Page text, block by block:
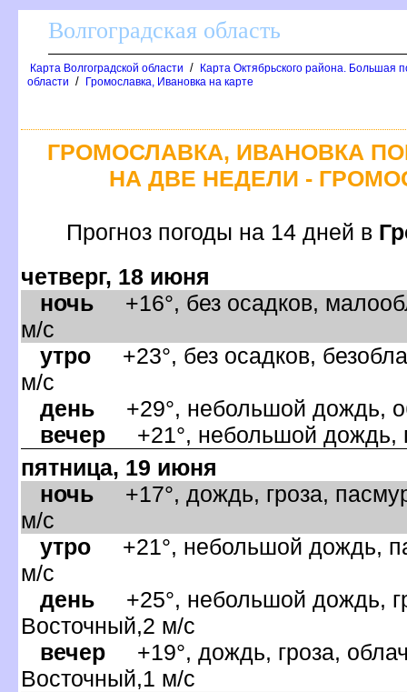
олгоградская область
Карта Волгоградской области /
Карта Октябрьского района. Большая
области / Громославка, Ивановка на карте
ГРОМОСЛАВКА, ИВАНОВКА
НА ДВЕ НЕДЕЛИ -
Прогноз погоды на 14 дней
четверг, 18 июня
ночь +16°, без осадков,
м/с
утро +23°, без осадков,
м/с
день +29°, небольшой дождь,
ечер +21°, небольшой дождь,
пятница, 19 июня
ночь +17°, дождь, гроза,
м/с
утро +21°, небольшой дождь,
м/с
день +25°, небольшой дождь,
осточный,2 м/с
ечер +19°, дождь, гроза,
осточный,1 м/с